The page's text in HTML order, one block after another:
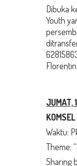
Dibuka
Youth
JUMAT,
Waktu:
Theme:
Sharing